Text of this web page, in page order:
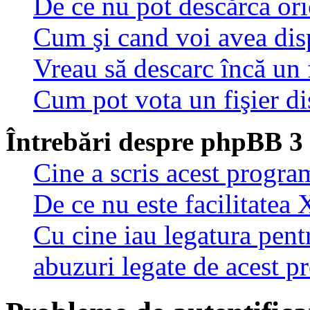
Cum şi cand voi avea
Vreau să descarc încă
Cum pot vota un fişier
Întrebări despre phpBB 3
Cine a scris acest
De ce nu este facilitatea
Cu cine iau legatura
abuzuri legate de acest